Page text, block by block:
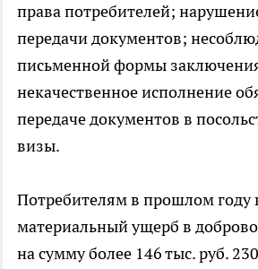
права потребителей;
передачи документов;
письменной формы
некачественное исполнение
передаче документов в
визы.
Потребителям в прошлом
материальный ущерб в
на сумму более 146 тыс. руб.